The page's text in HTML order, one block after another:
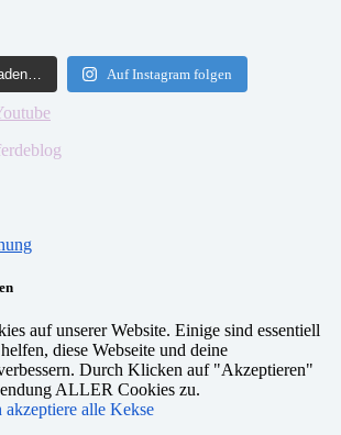
Auf Instagram folgen
auf unserer Website. Einige sind essentiell
diese Webseite und deine
Durch Klicken auf "Akzeptieren"
ALLER Cookies zu.
akzeptiere alle Kekse